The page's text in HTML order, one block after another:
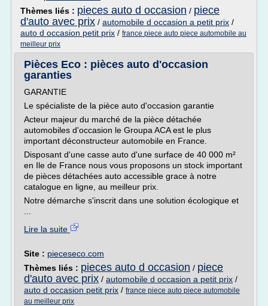
Thèmes liés : pieces auto d occasion / piece
d'auto avec prix / automobile d occasion a petit prix /
auto d occasion petit prix / france piece auto piece automobile au
meilleur prix
Pièces Eco : pièces auto d'occasion
garanties
GARANTIE
Le spécialiste de la pièce auto d'occasion garantie
Acteur majeur du marché de la pièce détachée
automobiles d'occasion le Groupa ACA est le plus
important déconstructeur automobile en France.
Disposant d'une casse auto d'une surface de 40 000 m²
en Ile de France nous vous proposons un stock important
de pièces détachées auto accessible grace à notre
catalogue en ligne, au meilleur prix.
Notre démarche s'inscrit dans une solution écologique et
Lire la suite
Site : pieceseco.com
Thèmes liés : pieces auto d occasion / piece
d'auto avec prix / automobile d occasion a petit prix /
auto d occasion petit prix / france piece auto piece automobile
au meilleur prix